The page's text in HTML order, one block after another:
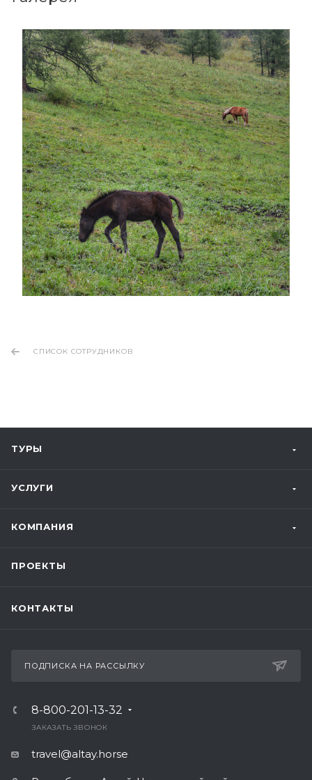
СПИСОК СОТРУДНИКОВ
ТУРЫ
УСЛУГИ
КОМПАНИЯ
ПРОЕКТЫ
КОНТАКТЫ
ПОДПИСКА НА РАССЫЛКУ
8-800-201-13-32
ЗАКАЗАТЬ ЗВОНОК
travel@altay.horse